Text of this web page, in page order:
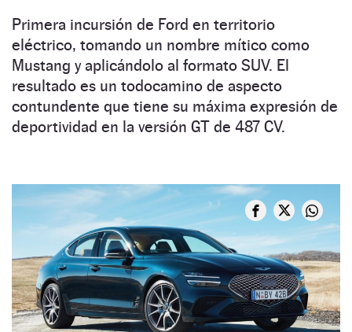
Primera incursión de Ford en territorio
eléctrico, tomando un nombre mítico como
Mustang y aplicándolo al formato SUV. El
resultado es un todocamino de aspecto
contundente que tiene su máxima expresión de
deportividad en la versión GT de 487 CV.